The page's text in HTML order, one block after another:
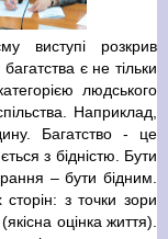
виступі розкрив
є не тільки
людського
Наприклад,
Багатство - це
з бідністю. Бути
– бути бідним.
з точки зори
оцінка життя).